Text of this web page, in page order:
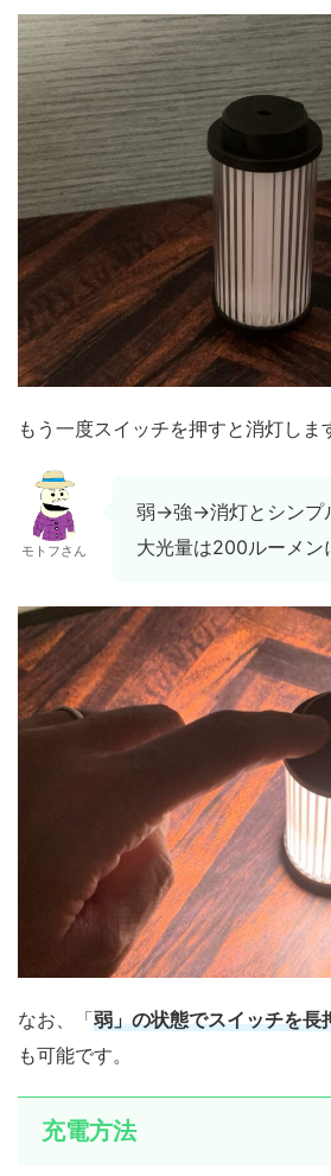
もう一度スイッチを押すと消灯しま
モトフさん
弱→強→消灯とシンプ
大光量は200ルーメン
なお、「弱」の状態でスイッチを長
も可能です。
充電方法